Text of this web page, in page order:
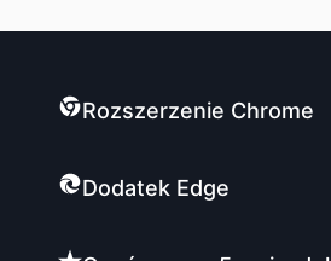
Rozszerzenie Chrome
Dodatek Edge